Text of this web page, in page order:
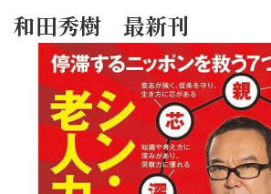
和田秀樹 最新刊